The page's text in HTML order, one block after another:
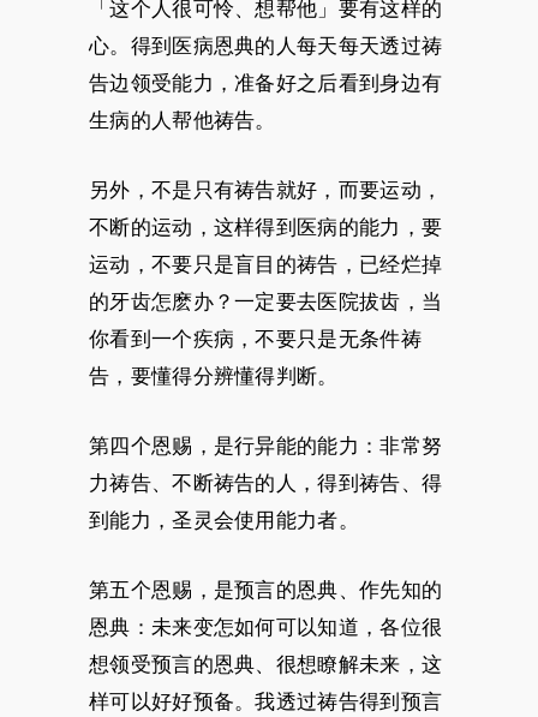
「这个人很可怜、想帮他」要有这样的
心。得到医病恩典的人每天每天透过祷
告边领受能力，准备好之后看到身边有
生病的人帮他祷告。
另外，不是只有祷告就好，而要运动，
不断的运动，这样得到医病的能力，要
运动，不要只是盲目的祷告，已经烂掉
的牙齿怎麽办？一定要去医院拔齿，当
你看到一个疾病，不要只是无条件祷
告，要懂得分辨懂得判断。
第四个恩赐，是行异能的能力：非常努
力祷告、不断祷告的人，得到祷告、得
到能力，圣灵会使用能力者。
第五个恩赐，是预言的恩典、作先知的
恩典：未来变怎如何可以知道，各位很
想领受预言的恩典、很想瞭解未来，这
样可以好好预备。我透过祷告得到预言